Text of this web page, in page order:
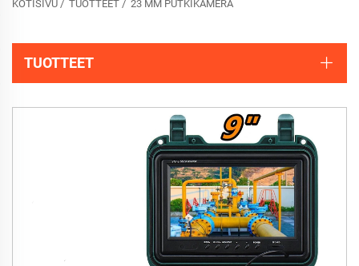
KOTISIVU / TUOTTEET / 23 MM PUTKIKAMERA
TUOTTEET